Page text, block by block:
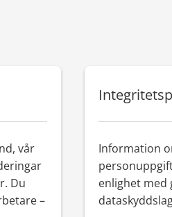
vår
Du
–
Information
enlighet med